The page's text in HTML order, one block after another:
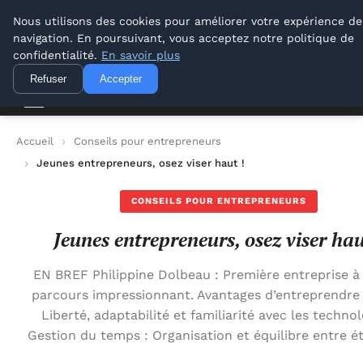
Lyon Photos
Lyon Photos
Accueil
Conseils pour entrepreneurs
Jeunes entrepreneurs, osez viser haut !
CONSEILS POUR ENTREPRENEURS
Jeunes entrepreneurs, osez viser
EN BREF Philippine Dolbeau : Première entreprise à
parcours impressionnant. Avantages
Liberté, adaptabilité et familiarité avec les
Gestion du temps : Organisation et équilibre entre
Nous utilisons des cookies pour améliorer votre expérience de
navigation. En poursuivant, vous acceptez notre politique de
confidentialité. En savoir plus
Refuser Accepter